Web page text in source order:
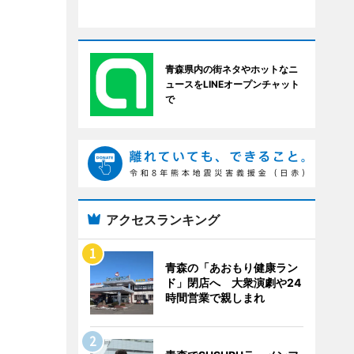
青森県内の街ネタやホットなニ
ュースをLINEオープンチャット
で
アクセスランキング
青森の「あおもり健康ラン
ド」閉店へ 大衆演劇や24
時間営業で親しまれ